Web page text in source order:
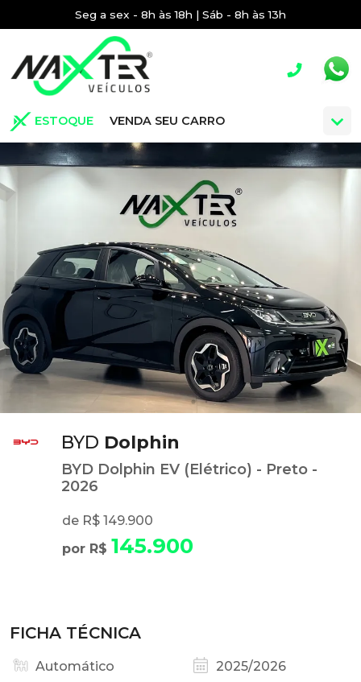
Seg a sex - 8h às 18h | Sáb - 8h às 13h
ESTOQUE VENDA SEU CARRO
BYD Dolphin
BYD Dolphin EV (Elétrico) - Preto -
2026
de R$ 149.900
por R$ 145.900
FICHA TÉCNICA
Automático 2025/2026